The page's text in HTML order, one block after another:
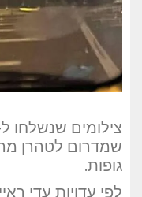
שמדרום לטהרן
גופות.
לפי עדויות עדי